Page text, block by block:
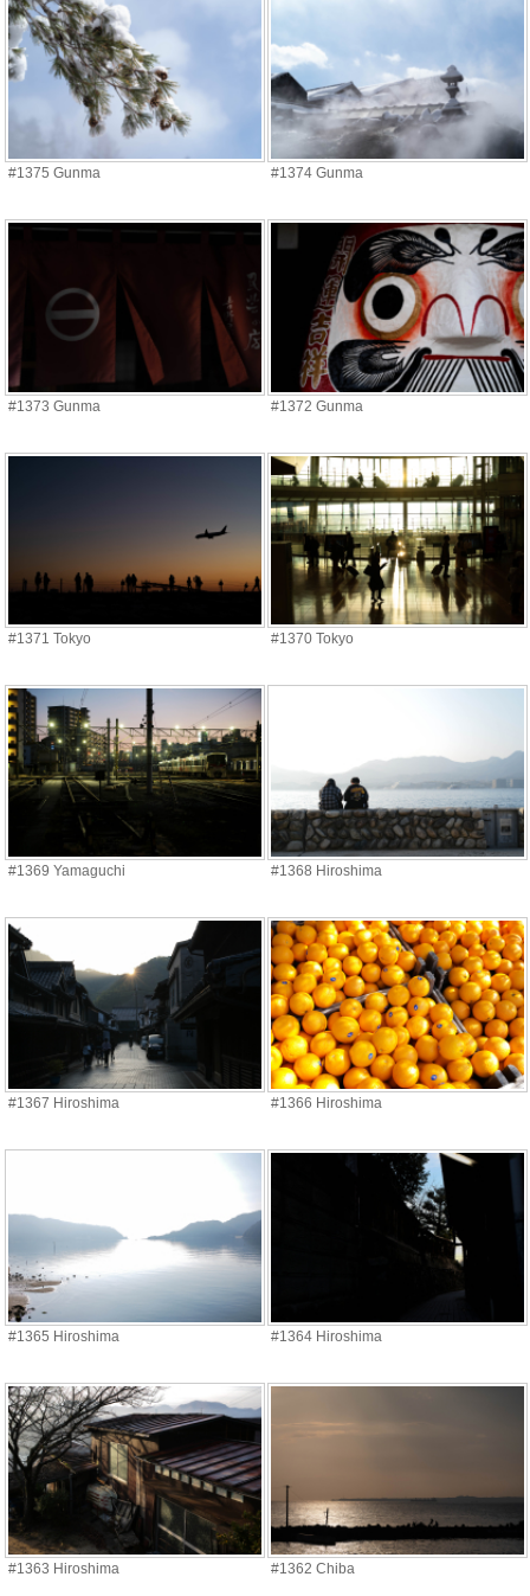
#1375 Gunma #1374 Gunma
#1373 Gunma #1372 Gunma
#1371 Tokyo #1370 Tokyo
#1369 Yamaguchi #1368 Hiroshima
#1367 Hiroshima #1366 Hiroshima
#1365 Hiroshima #1364 Hiroshima
#1363 Hiroshima #1362 Chiba